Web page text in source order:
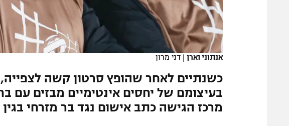
הצטרפות לחבילת הערוצים
לוח דרושים – ג'ובנט
תגיות
המגזיןאנתוני וארן | דני מרון
כשנתיים לאחר שהופץ סרטון קשה
בעיצומם של יחסים אינטימיים מבזים עם
מרכז הגישה כתב אישום נגד בר מזרחי